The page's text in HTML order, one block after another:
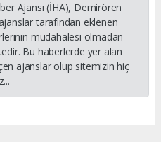
Ajansı (İHA), Demirören
tarafından eklenen
müdahalesi olmadan
Bu haberlerde yer alan
ajanslar olup sitemizin hiç